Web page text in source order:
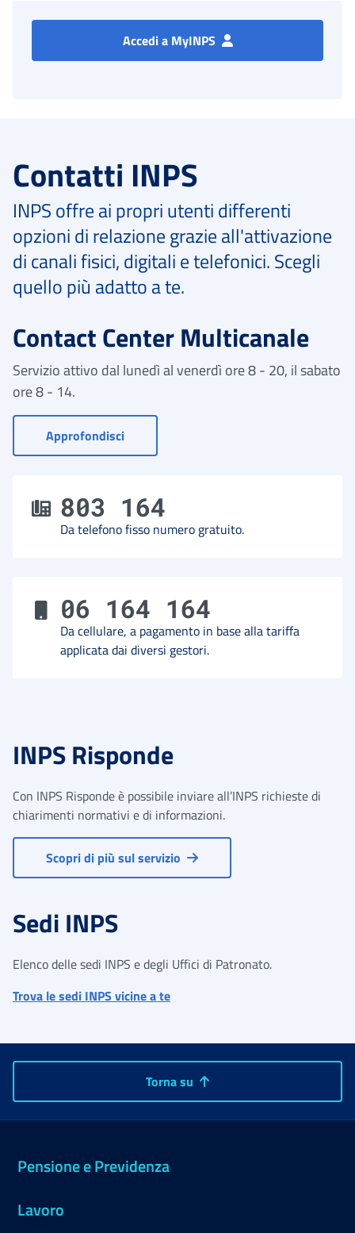
Accedi a MyINPS
Contatti INPS
INPS offre ai propri utenti differenti
opzioni di relazione grazie all'attivazione
di canali fisici, digitali e telefonici. Scegli
quello più adatto a te.
Contact Center Multicanale
Servizio attivo dal lunedì al venerdì ore 8 - 20, il sabato
ore 8 - 14.
Approfondisci- Vai a Contact Center
803 164
Da telefono fisso numero gratuito.
06 164 164
Da cellulare, a pagamento in base alla tariffa
applicata dai diversi gestori.
INPS Risponde
Con INPS Risponde è possibile inviare all’INPS richieste di
chiarimenti normativi e di informazioni.
Scopri di più sul servizio
Sedi INPS
Elenco delle sedi INPS e degli Uffici di Patronato.
Trova le sedi INPS vicine a te
Torna su
Pensione e Previdenza
Lavoro